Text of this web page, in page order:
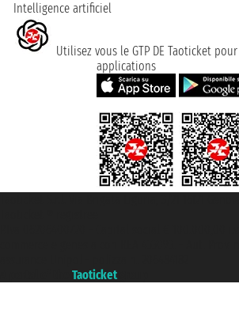
Intelligence artificiel
Utilisez vous le GTP DE Taoticket
applications
Taoticket